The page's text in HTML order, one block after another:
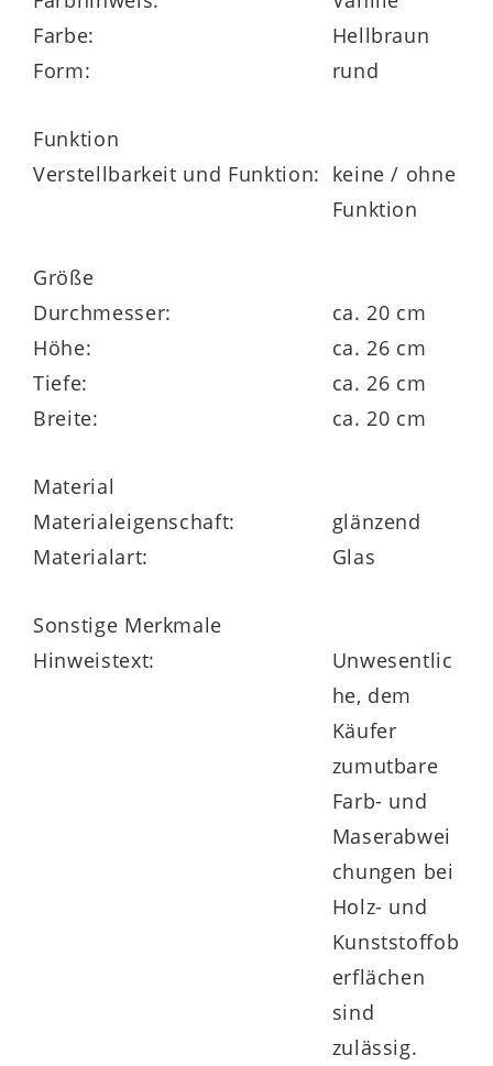
in verschiedenen Größen und Formen
erhältlich
Farbe:
Hellbraun
Form:
rund
Funktion
Verstellbarkeit und Funktion: keine / ohne
Funktion
Größe
Durchmesser:
ca. 20 cm
Höhe:
ca. 26 cm
Tiefe:
ca. 26 cm
Breite:
ca. 20 cm
Material
Materialeigenschaft:
glänzend
Materialart:
Glas
Sonstige Merkmale
Hinweistext:
Unwesentlic
he, dem
Käufer
zumutbare
Farb- und
Maserabwei
chungen bei
Holz- und
Kunststoffob
erflächen
sind
zulässig.